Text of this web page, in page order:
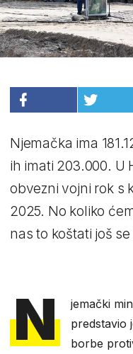
Njemačka ima
ih imati 203.000. U
obvezni vojni rok s
2025. No koliko
nas to koštati još
N
jemački
predstavio
borbe